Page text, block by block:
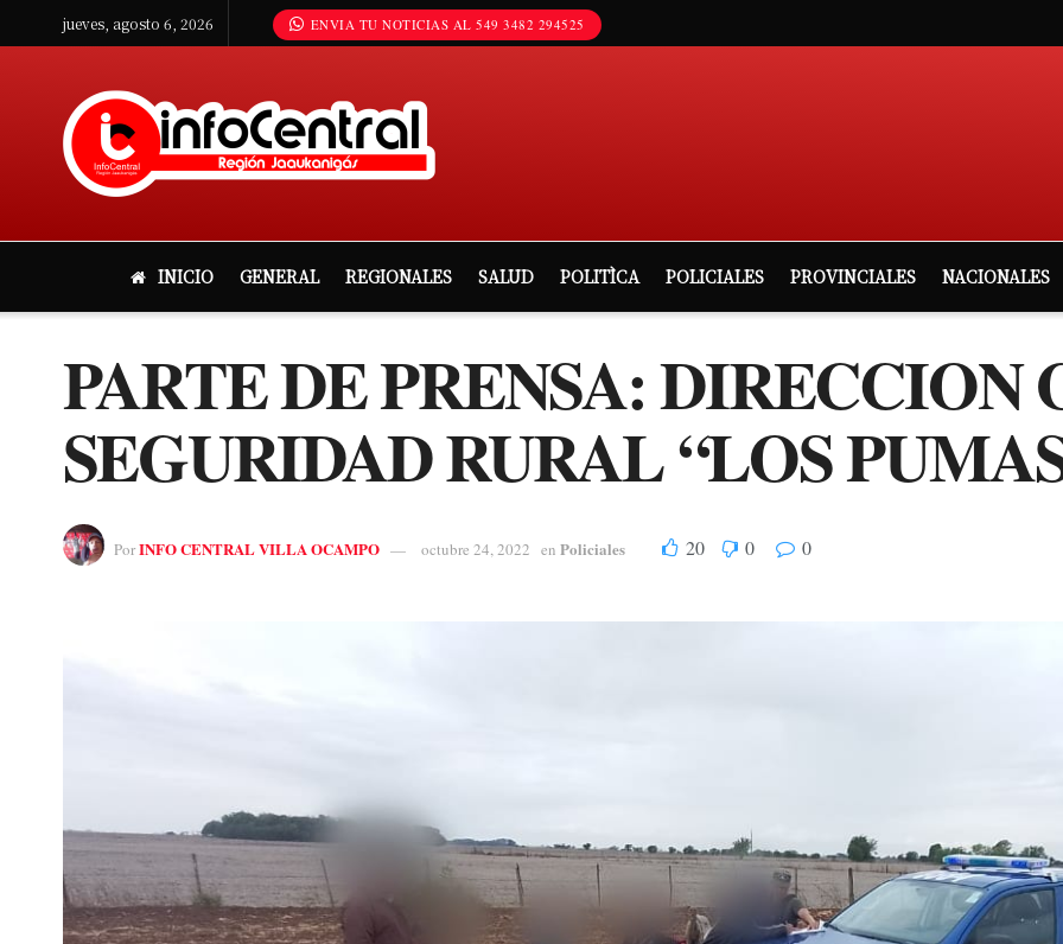
jueves, agosto 6, 2026 ENVIA TU NOTICIAS AL 549 3482 294525
INICIO GENERAL REGIONALES SALUD POLITÌCA POLICIALES PROVINCIALES NACIONALES
PARTE DE PRENSA: DIRECCION
SEGURIDAD RURAL “LOS
PorINFO CENTRAL VILLA OCAMPO octubre 24, 2022 en Policiales 20 0 0